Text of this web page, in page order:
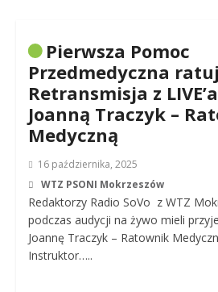
Pierwsza Pomoc
Przedmedyczna
Retransmisja z
Joanną Traczyk –
Medyczną
16 października, 2025
WTZ PSONI Mokrzeszów
Redaktorzy Radio SoVo z WTZ
podczas audycji na żywo mieli
Joannę Traczyk – Ratownik
Instruktor…..